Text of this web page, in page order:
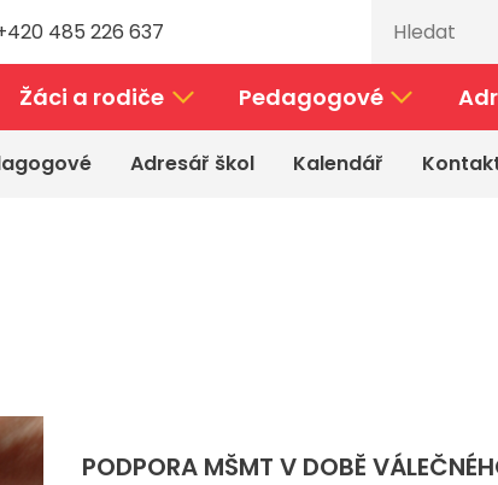
485 226 637
Žáci a rodiče Pedagogové
Adresář škol Kalendář
PODPORA MŠMT V DOBĚ